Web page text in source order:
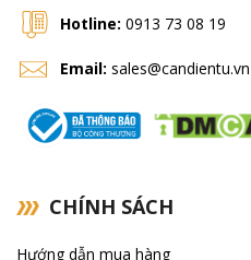
Hotline: 0913 73 08 19
Email: sales@candientu.vn
CHÍNH SÁCH
Hướng dẫn mua hàng